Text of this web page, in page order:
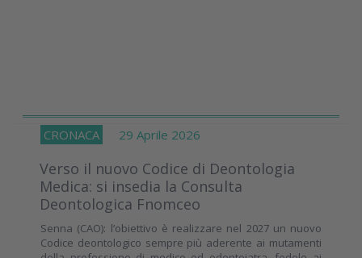
CRONACA 29 Aprile 2026
Verso il nuovo Codice di Deontologia
Medica: si insedia la Consulta
Deontologica Fnomceo
Senna (CAO): l’obiettivo è realizzare nel 2027 un nuovo
Codice deontologico sempre più aderente ai mutamenti